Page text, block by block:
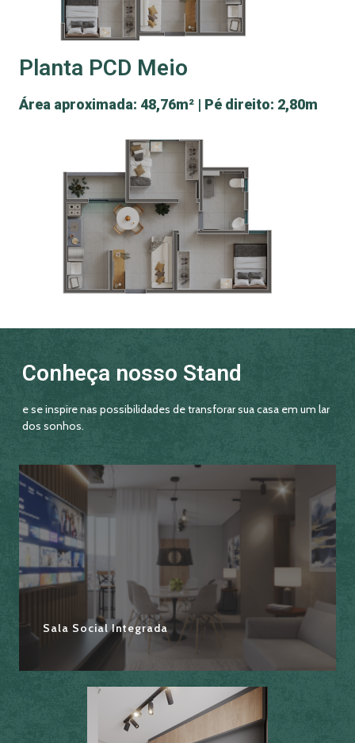
Planta PCD Meio
Área aproximada: 48,76m² | Pé direito: 2,80m
Conheça nosso Stand
e se inspire nas possibilidades de transforar sua casa em um lar
dos sonhos.
Sala Social Integrada